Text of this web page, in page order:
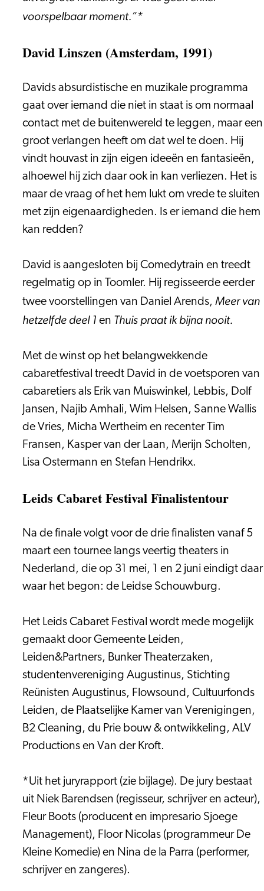
voorspelbaar moment.”*
David Linszen (Amsterdam, 1991)
Davids absurdistische en muzikale programma
gaat over iemand die niet in staat is om normaal
contact met de buitenwereld te leggen, maar een
groot verlangen heeft om dat wel te doen. Hij
vindt houvast in zijn eigen ideeën en fantasieën,
alhoewel hij zich daar ook in kan verliezen. Het is
maar de vraag of het hem lukt om vrede te sluiten
met zijn eigenaardigheden. Is er iemand die hem
kan redden?
David is aangesloten bij Comedytrain en treedt
regelmatig op in Toomler. Hij regisseerde eerder
twee voorstellingen van Daniel Arends, Meer van
hetzelfde deel 1 en Thuis praat ik bijna nooit.
Met de winst op het belangwekkende
cabaretfestival treedt David in de voetsporen van
cabaretiers als Erik van Muiswinkel, Lebbis, Dolf
Jansen, Najib Amhali, Wim Helsen, Sanne Wallis
de Vries, Micha Wertheim en recenter Tim
Fransen, Kasper van der Laan, Merijn Scholten,
Lisa Ostermann en Stefan Hendrikx.
Leids Cabaret Festival Finalistentour
Na de finale volgt voor de drie finalisten vanaf 5
maart een tournee langs veertig theaters in
Nederland, die op 31 mei, 1 en 2 juni eindigt daar
waar het begon: de Leidse Schouwburg.
Het Leids Cabaret Festival wordt mede mogelijk
gemaakt door Gemeente Leiden,
Leiden&Partners, Bunker Theaterzaken,
studentenvereniging Augustinus, Stichting
Reünisten Augustinus, Flowsound, Cultuurfonds
Leiden, de Plaatselijke Kamer van Verenigingen,
B2 Cleaning, du Prie bouw & ontwikkeling, ALV
Productions en Van der Kroft.
*Uit het juryrapport (zie bijlage). De jury bestaat
uit Niek Barendsen (regisseur, schrijver en acteur),
Fleur Boots (producent en impresario Sjoege
Management), Floor Nicolas (programmeur De
Kleine Komedie) en Nina de la Parra (performer,
schrijver en zangeres).